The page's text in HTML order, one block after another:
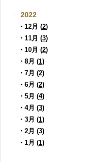
2022
・12月 (2)
・11月 (3)
・10月 (2)
・8月 (1)
・7月 (2)
・6月 (2)
・5月 (4)
・4月 (3)
・3月 (1)
・2月 (3)
・1月 (1)